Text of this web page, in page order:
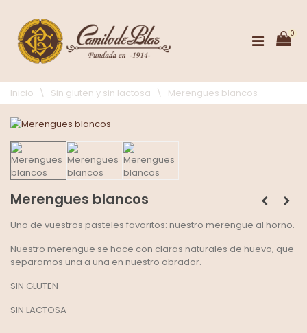
0
Inicio \ Sin gluten y sin lactosa \ Merengues blancos
Merengues blancos
Uno de vuestros pasteles favoritos: nuestro merengue al horno.
Nuestro merengue se hace con claras naturales de huevo, que
separamos una a una en nuestro obrador.
SIN GLUTEN
SIN LACTOSA